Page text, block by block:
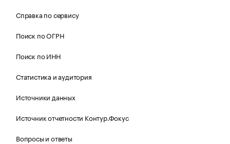
Справка по сервису
Поиск по ОГРН
Поиск по ИНН
Статистика и аудитория
Источники данных
Источник отчетности Контур.Фокус
Вопросы и ответы